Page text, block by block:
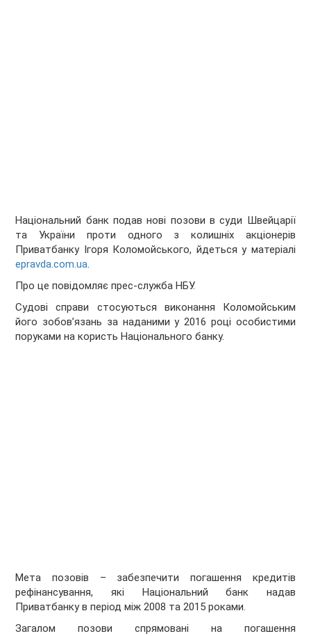
Національний банк подав нові позови в суди Швейцарії
та України проти одного з колишніх акціонерів
Приватбанку Ігоря Коломойського, йдеться у матеріалі
epravda.com.ua.
Про це повідомляє прес-служба НБУ.
Судові справи стосуються виконання Коломойським
його зобов’язань за наданими у 2016 році особистими
поруками на користь Національного банку.
Мета позовів – забезпечити погашення кредитів
рефінансування, які Національний банк надав
Приватбанку в період між 2008 та 2015 роками.
Загалом позови спрямовані на погашення